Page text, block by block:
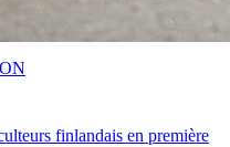
finlandais en première